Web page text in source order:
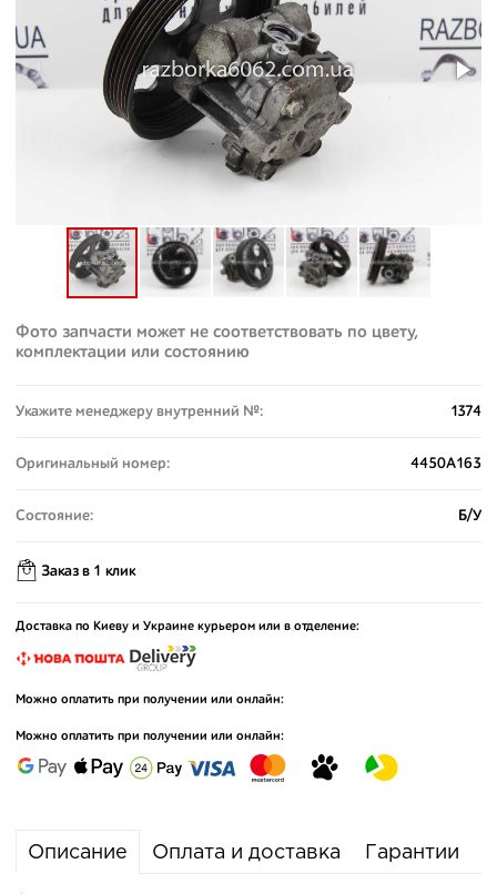
Фото запчасти может не соответствовать по цвету,
комплектации или состоянию
Укажите менеджеру внутренний №: 1374
Оригинальный номер: 4450A163
Состояние: Б/У
Заказ в 1 клик
Доставка по Киеву и Украине курьером или в отделение:
Можно оплатить при получении или онлайн:
Можно оплатить при получении или онлайн:
Описание Оплата и доставка Гарантии